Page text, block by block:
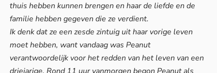
thuis hebben kunnen brengen en haar de liefde en de
familie hebben gegeven die ze verdient.
Ik denk dat ze een zesde zintuig uit haar vorige leven
moet hebben, want vandaag was Peanut
verantwoordelijk voor het redden van het leven van een